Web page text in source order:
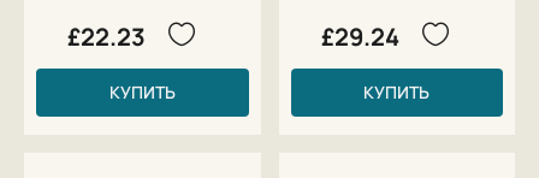
£22.23
КУПИТЬ
£29.24
КУПИТЬ